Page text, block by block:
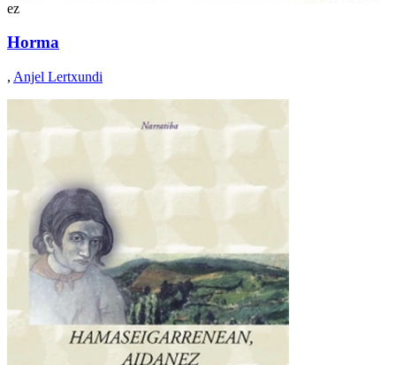
ez
Horma
, Anjel Lertxundi